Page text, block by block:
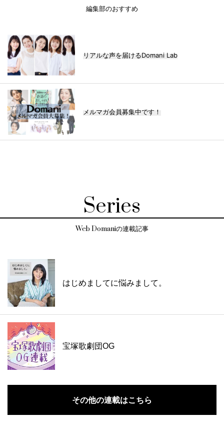
編集部のおすすめ
リアルな声を届けるDomani Lab
メルマガ会員募集中です！
Series
Web Domaniの連載記事
はじめましてに悩みまして。
宝塚歌劇団OG
その他の連載はこちら